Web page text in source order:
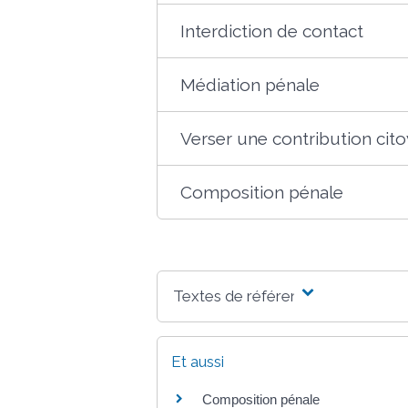
Interdiction de contact
Médiation pénale
Verser une contribution
Composition pénale
Textes de référence
Et aussi
Composition pénale